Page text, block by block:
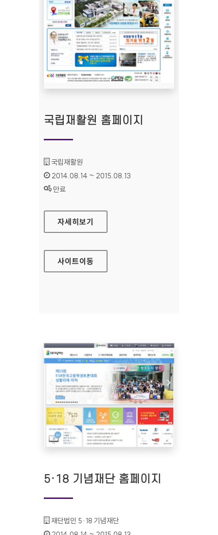
국립재활원 홈페이지
기관명 :
국립재활원
인증기간 :
2014.08.14 ~ 2015.08.13
상태 :
만료
국립재활원 홈페이지
자세히보기
사이트이동
5·18 기념재단 홈페이지
기관명 :
재단법인 5·18 기념재단